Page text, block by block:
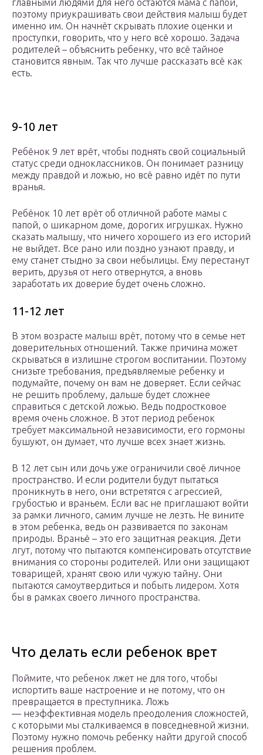
главными людями для него остаются мама с папой,
поэтому приукрашивать свои действия малыш будет
именно им. Он начнёт скрывать плохие оценки и
проступки, говорить, что у него всё хорошо. Задача
родителей – объяснить ребенку, что всё тайное
становится явным. Так что лучше рассказать всё как
есть.
9-10 лет
Ребёнок 9 лет врёт, чтобы поднять свой социальный
статус среди одноклассников. Он понимает разницу
между правдой и ложью, но всё равно идёт по пути
вранья.
Ребёнок 10 лет врёт об отличной работе мамы с
папой, о шикарном доме, дорогих игрушках. Нужно
сказать малышу, что ничего хорошего из его историй
не выйдет. Все рано или поздно узнают правду, и
ему станет стыдно за свои небылицы. Ему перестанут
верить, друзья от него отвернутся, а вновь
заработать их доверие будет очень сложно.
11-12 лет
В этом возрасте малыш врёт, потому что в семье нет
доверительных отношений. Также причина может
скрываться в излишне строгом воспитании. Поэтому
снизьте требования, предъявляемые ребенку и
подумайте, почему он вам не доверяет. Если сейчас
не решить проблему, дальше будет сложнее
справиться с детской ложью. Ведь подростковое
время очень сложное. В этот период ребенок
требует максимальной независимости, его гормоны
бушуют, он думает, что лучше всех знает жизнь.
В 12 лет сын или дочь уже ограничили своё личное
пространство. И если родители будут пытаться
проникнуть в него, они встретятся с агрессией,
грубостью и враньем. Если вас не приглашают войти
за рамки личного, самим лучше не лезть. Не вините
в этом ребенка, ведь он развивается по законам
природы. Враньё – это его защитная реакция. Дети
лгут, потому что пытаются компенсировать отсутствие
внимания со стороны родителей. Или они защищают
товарищей, хранят свою или чужую тайну. Они
пытаются самоутвердиться и побыть лидером. Хотя
бы в рамках своего личного пространства.
Что делать если ребенок врет
Поймите, что ребенок лжет не для того, чтобы
испортить ваше настроение и не потому, что он
превращается в преступника. Ложь
— неэффективная модель преодоления сложностей,
с которыми мы сталкиваемся в повседневной жизни.
Поэтому нужно помочь ребенку найти другой способ
решения проблем.